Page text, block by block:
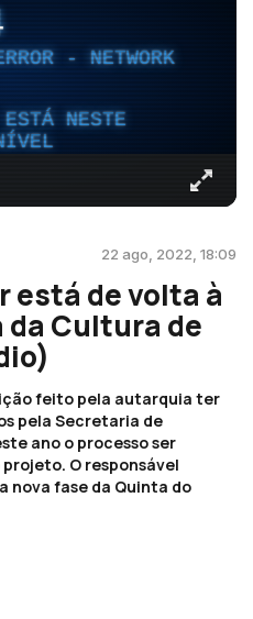
- NETWORK
ESTÁ NESTE
22 ago, 2022, 18:09
está de volta à
da Cultura de
feito pela autarquia ter
pela Secretaria de
ano o processo ser
O responsável
nova fase da Quinta do